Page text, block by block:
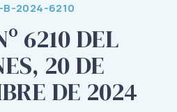
B-2024-6210
6210 DEL
20 DE
DE 2024